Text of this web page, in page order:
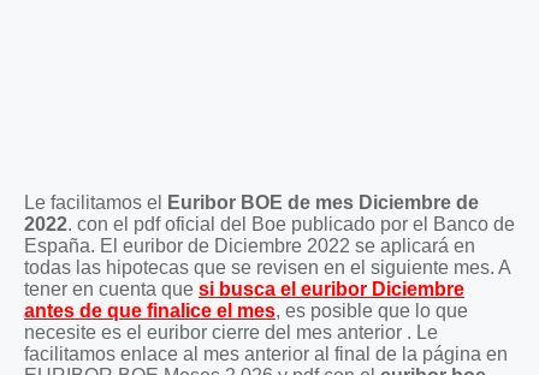
Le facilitamos el
Euribor BOE de mes Diciembre de
2022. con el pdf oficial del Boe publicado por el Banco de
España. El euribor de Diciembre 2022 se aplicará en
todas las hipotecas que se revisen en el siguiente mes. A
tener en cuenta que si busca el euribor Diciembre
antes de que finalice el mes, es posible que lo que
necesite es el euribor cierre del mes anterior . Le
facilitamos enlace al mes anterior al final de la página en